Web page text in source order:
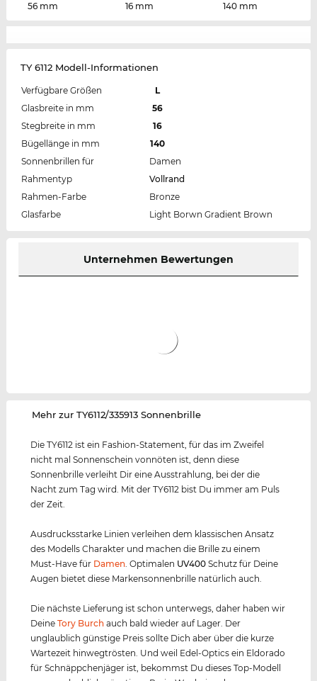
56 mm
16 mm
140 mm
TY 6112 Modell-Informationen
Verfügbare Größen
L
Glasbreite in mm
56
Stegbreite in mm
16
Bügellänge in mm
140
Sonnenbrillen für
Damen
Rahmentyp
Vollrand
Rahmen-Farbe
Bronze
Glasfarbe
Light Borwn Gradient Brown
Unternehmen Bewertungen
‌Mehr zur TY6112/335913 Sonnenbrille
Die TY6112 ist ein Fashion-Statement, für das im Zweifel
nicht mal Sonnenschein vonnöten ist, denn diese
Sonnenbrille verleiht Dir eine Ausstrahlung, bei der die
Nacht zum Tag wird. Mit der TY6112 bist Du immer am Puls
der Zeit.
Ausdrucksstarke Linien verleihen dem klassischen Ansatz
des Modells Charakter und machen die Brille zu einem
Must-Have für Damen. Optimalen UV400 Schutz für Deine
Augen bietet diese Markensonnenbrille natürlich auch.
Die nächste Lieferung ist schon unterwegs, daher haben wir
DeineTory Burch auch bald wieder auf Lager. Der
unglaublich günstige Preis sollte Dich aber über die kurze
Wartezeit hinwegtrösten. Und weil Edel-Optics ein Eldorado
für Schnäppchenjäger ist, bekommst Du dieses Top-Modell